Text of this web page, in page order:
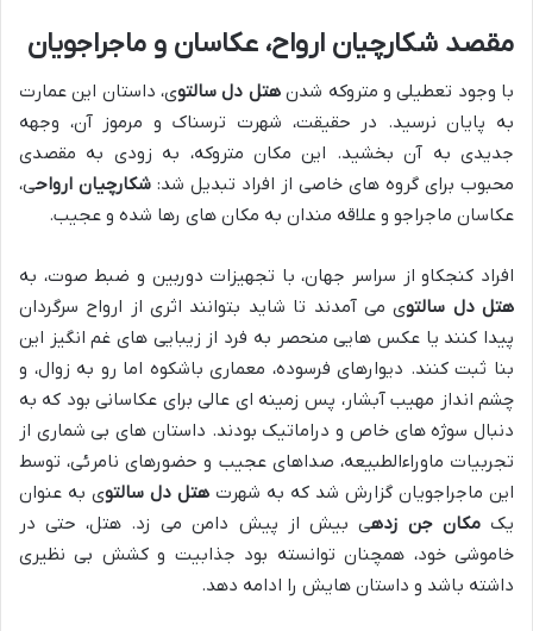
مقصد شکارچیان ارواح، عکاسان و ماجراجویان
با وجود تعطیلی و متروکه شدنهتل دل سالتوی، داستان این عمارت
به پایان نرسید. در حقیقت، شهرت ترسناک و مرموز آن، وجهه
جدیدی به آن بخشید. این مکان متروکه، به زودی به مقصدی
محبوب برای گروه های خاصی از افراد تبدیل شد: شکارچیان ارواحی،
عکاسان ماجراجو و علاقه مندان به مکان های رها شده و عجیب.
افراد کنجکاو از سراسر جهان، با تجهیزات دوربین و ضبط صوت، به
هتل دل سالتوی می آمدند تا شاید بتوانند اثری از ارواح سرگردان
پیدا کنند یا عکس هایی منحصر به فرد از زیبایی های غم انگیز این
بنا ثبت کنند. دیوارهای فرسوده، معماری باشکوه اما رو به زوال، و
چشم انداز مهیب آبشار، پس زمینه ای عالی برای عکاسانی بود که به
دنبال سوژه های خاص و دراماتیک بودند. داستان های بی شماری از
تجربیات ماوراءالطبیعه، صداهای عجیب و حضورهای نامرئی، توسط
این ماجراجویان گزارش شد که به شهرت هتل دل سالتوی به عنوان
یکمکان جن زدهی بیش از پیش دامن می زد. هتل، حتی در
خاموشی خود، همچنان توانسته بود جذابیت و کشش بی نظیری
داشته باشد و داستان هایش را ادامه دهد.